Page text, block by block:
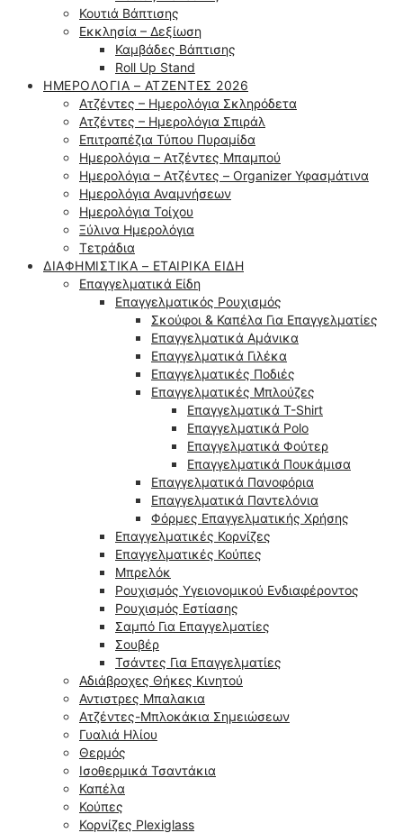
Κουτιά Βάπτισης
Εκκλησία – Δεξίωση
Καμβάδες Βάπτισης
Roll Up Stand
ΗΜΕΡΟΛΌΓΙΑ – ΑΤΖΈΝΤΕΣ 2026
Ατζέντες – Ημερολόγια Σκληρόδετα
Ατζέντες – Ημερολόγια Σπιράλ
Επιτραπέζια Τύπου Πυραμίδα
Ημερολόγια – Ατζέντες Μπαμπού
Ημερολόγια – Ατζέντες – Organizer Υφασμάτινα
Ημερολόγια Αναμνήσεων
Ημερολόγια Τοίχου
Ξύλινα Ημερολόγια
Τετράδια
ΔΙΑΦΗΜΙΣΤΙΚΆ – ΕΤΑΙΡΙΚΆ ΕΊΔΗ
Επαγγελματικά Είδη
Επαγγελματικός Ρουχισμός
Σκούφοι & Καπέλα Για Επαγγελματίες
Επαγγελματικά Αμάνικα
Επαγγελματικά Γιλέκα
Επαγγελματικές Ποδιές
Επαγγελματικές Μπλούζες
Επαγγελματικά T-Shirt
Επαγγελματικά Polo
Επαγγελματικά Φούτερ
Επαγγελματικά Πουκάμισα
Επαγγελματικά Πανοφόρια
Επαγγελματικά Παντελόνια
Φόρμες Επαγγελματικής Χρήσης
Επαγγελματικές Κορνίζες
Επαγγελματικές Κούπες
Μπρελόκ
Ρουχισμός Υγειονομικού Ενδιαφέροντος
Ρουχισμός Εστίασης
Σαμπό Για Επαγγελματίες
Σουβέρ
Τσάντες Για Επαγγελματίες
Αδιάβροχες Θήκες Κινητού
Αντιστρες Μπαλακια
Ατζέντες-Μπλοκάκια Σημειώσεων
Γυαλιά Ηλίου
Θερμός
Ισοθερμικά Τσαντάκια
Καπέλα
Κούπες
Κορνίζες Plexiglass